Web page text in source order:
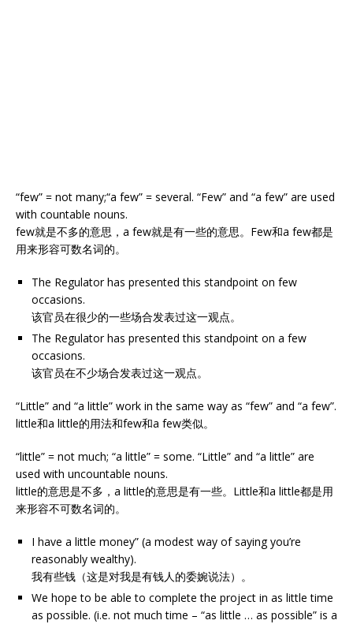
“few” = not many;“a few” = several. “Few” and “a few” are used
with countable nouns.
few就是不多的意思，a few就是有一些的意思。Few和a few都是
用来形容可数名词的。
The Regulator has presented this standpoint on few
occasions.
该官员在很少的一些场合发表过这一观点。
The Regulator has presented this standpoint on a few
occasions.
该官员在不少场合发表过这一观点。
“Little” and “a little” work in the same way as “few” and “a few”.
little和a little的用法和few和a few类似。
“little” = not much; “a little” = some. “Little” and “a little” are
used with uncountable nouns.
little的意思是不多，a little的意思是有一些。Little和a little都是用
来形容不可数名词的。
I have a little money” (a modest way of saying you’re
reasonably wealthy).
我有些钱（这是对我是有钱人的委婉说法）。
We hope to be able to complete the project in as little time
as possible. (i.e. not much time – “as little … as possible” is a